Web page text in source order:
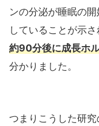
ンの分泌が睡眠の
していることが示
約90分後に成長ホ
分かりました。
つまりこうした研